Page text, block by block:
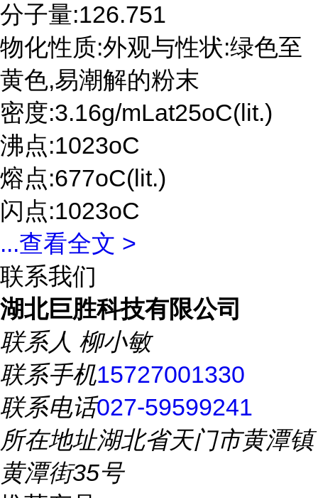
分子量:126.751
物化性质:外观与性状:绿色至
黄色,易潮解的粉末
密度:3.16g/mLat25oC(lit.)
沸点:1023oC
熔点:677oC(lit.)
闪点:1023oC
...查看全文 >
联系我们
湖北巨胜科技有限公司
联系人 柳小敏
联系手机15727001330
联系电话027-59599241
所在地址湖北省天门市黄潭镇
黄潭街35号